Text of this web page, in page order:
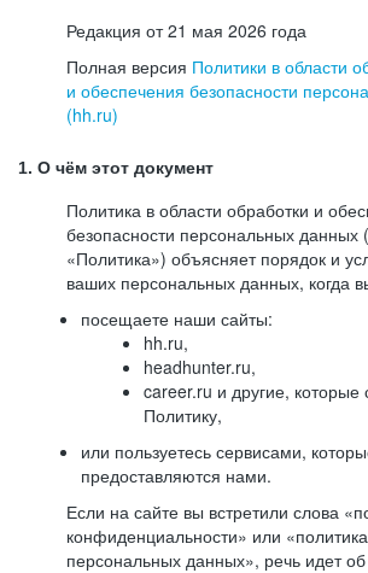
Редакция от 21 мая 2026 года
Полная версия Политики в области
и обеспечения безопасности
(hh.ru)
1. О чём этот документ
Политика в области обработки и
безопасности персональных
«Политика») объясняет порядок и
ваших персональных данных, когда
посещаете наши сайты:
hh.ru,
headhunter.ru,
career.ru и другие, которые
Политику,
или пользуетесь сервисами,
предоставляются нами.
Если на сайте вы встретили слова
конфиденциальности» или
персональных данных», речь идет